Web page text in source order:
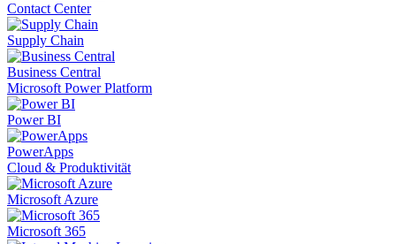
Contact Center
Supply Chain
Business Central
Microsoft Power Platform
Power BI
PowerApps
Cloud & Produktivität
Microsoft Azure
Microsoft 365